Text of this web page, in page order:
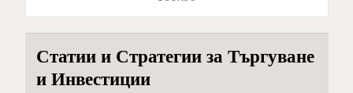
Статии и Стратегии за Търгуване
и Инвестиции